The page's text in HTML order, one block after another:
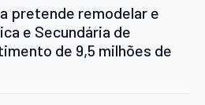
pretende remodelar e
e Secundária de
de 9,5 milhões de